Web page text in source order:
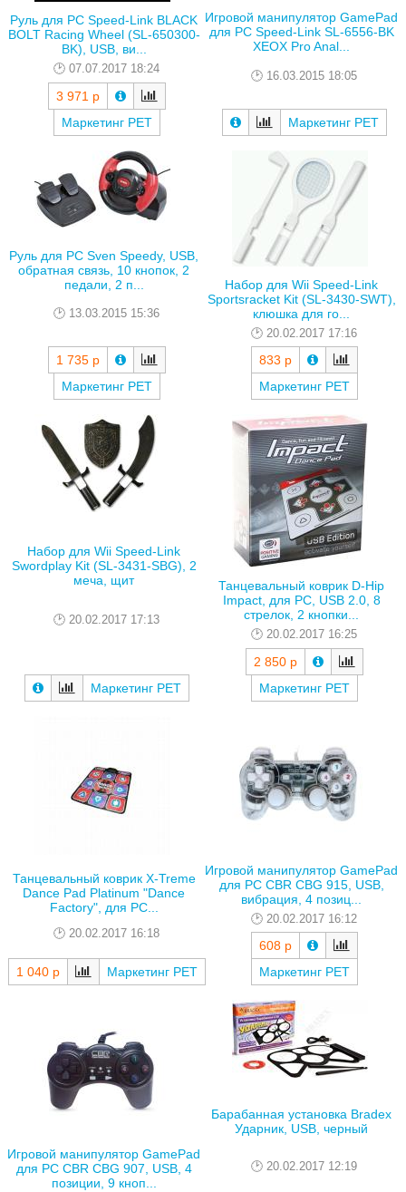
Руль для PC Speed-Link BLACK
BOLT Racing Wheel (SL-650300-
BK), USB, ви...
07.07.2017 18:24
3 971 р
Маркетинг РЕТ
Игровой манипулятор GamePad
для PC Speed-Link SL-6556-BK
XEOX Pro Anal...
16.03.2015 18:05
Маркетинг РЕТ
Руль для PC Sven Speedy, USB,
обратная связь, 10 кнопок, 2
педали, 2 п...
13.03.2015 15:36
1 735 р
Маркетинг РЕТ
Набор для Wii Speed-Link
Sportsracket Kit (SL-3430-SWT),
клюшка для го...
20.02.2017 17:16
833 р
Маркетинг РЕТ
Набор для Wii Speed-Link
Swordplay Kit (SL-3431-SBG), 2
меча, щит
20.02.2017 17:13
Маркетинг РЕТ
Танцевальный коврик D-Hip
Impact, для PC, USB 2.0, 8
стрелок, 2 кнопки...
20.02.2017 16:25
2 850 р
Маркетинг РЕТ
Танцевальный коврик X-Treme
Dance Pad Platinum "Dance
Factory", для PC...
20.02.2017 16:18
1 040 р Маркетинг РЕТ
Игровой манипулятор GamePad
для PC CBR CBG 915, USB,
вибрация, 4 позиц...
20.02.2017 16:12
608 р
Маркетинг РЕТ
Игровой манипулятор GamePad
для PC CBR CBG 907, USB, 4
позиции, 9 кноп...
Барабанная установка Bradex
Ударник, USB, черный
20.02.2017 12:19